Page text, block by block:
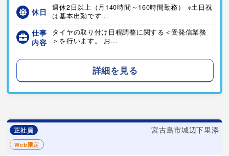
休日
週休2日以上（月140時間～160時間勤務） ※土日祝
は基本出勤です...
仕事
内容
タイヤの取り付け日程調整に関する＜受発信業務
＞を行います。 お...
詳細を見る
正社員 宮古島市城辺下里添
Web限定